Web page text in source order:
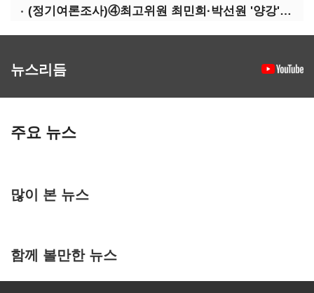
(정기여론조사)④최고위원 최민희·박선원 '양강'…서미화·이성윤·임미애 뒤이어
뉴스리듬
주요 뉴스
많이 본 뉴스
함께 볼만한 뉴스